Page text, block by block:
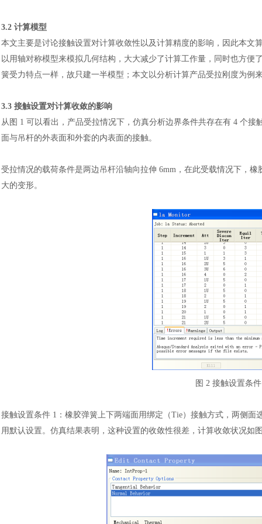
3.2 计算模型
本文主要是讨论接触设置对计算收敛性以及计算精度的影响，因此本
以用轴对称模型来模拟几何结构，大大减少了计算工作量，同时也方
簧受力特点一样，故只建一半模型；本文以分析计算产品受拉刚度为例
3.3 接触设置对计算收敛的影响
从图 1 可以看出，产品受拉情况下，仿真分析边界条件共存在有 4 个
面与吊杆的外表面和外套的内表面的接触。
受拉情况的载荷条件是两边吊杆沿轴向拉伸 6mm，在此受载情况下，
大的变形。
图 2 接触设置条
接触设置条件 1：橡胶弹簧上下两端面用绑定（Tie）接触方式，两侧面
用默认设置。仿真结果表明，这种设置的收敛性很差，计算收敛状况如
汽车交通 风能电源